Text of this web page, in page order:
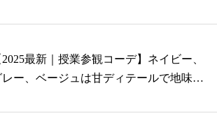
2025最新｜授業参観コーデ】ネイビー、
レー、ベージュは甘ディテールで地味